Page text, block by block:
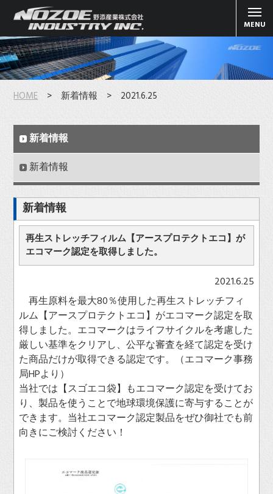
MENU
HOME> 新着情報 > 2021.6.25
新着情報
新着情報
新着情報
再生ストレッチフィルム【アースプロテクトエコ】が
エコマーク認定を取得しました。
2021.6.25
再生原料を最大80％使用した再生ストレッチフィ
ルム【アースプロテクトエコ】がエコマーク認定を取
得しました。エコマークはライフサイクルを考慮した
厳しい基準をクリアし、公平な審査を経て認定を受け
た商品だけが取得できる認定です。（エコマーク事務
局HPより）
当社では【スゴエコ袋】もエコマーク認定を受けてお
り、製品を使うことで地球環境保護に寄与することが
できます。当社エコマーク認定製品をぜひ御社でも前
向きにご検討ください！